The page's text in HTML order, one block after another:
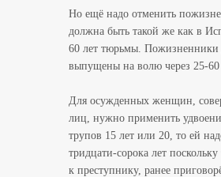
Но ещё надо отменить
должна быть такой же как в
60 лет тюрьмы. Пожизненники
выпущены на волю через 25-60
Для осужденных женщин,
лиц, нужно применить
трупов 15 лет или 20, то ей
тридцати-сорока лет
к преступнику, ранее